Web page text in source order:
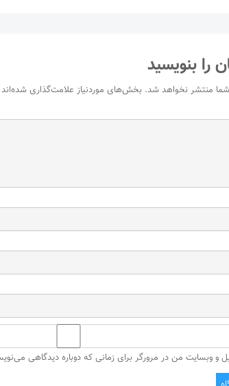
را بنویسید
منتشر نخواهد شد. بخش‌های موردنیاز علامت‌گذاری شده‌اند
و وبسایت من در مرورگر برای زمانی که دوباره دیدگاهی